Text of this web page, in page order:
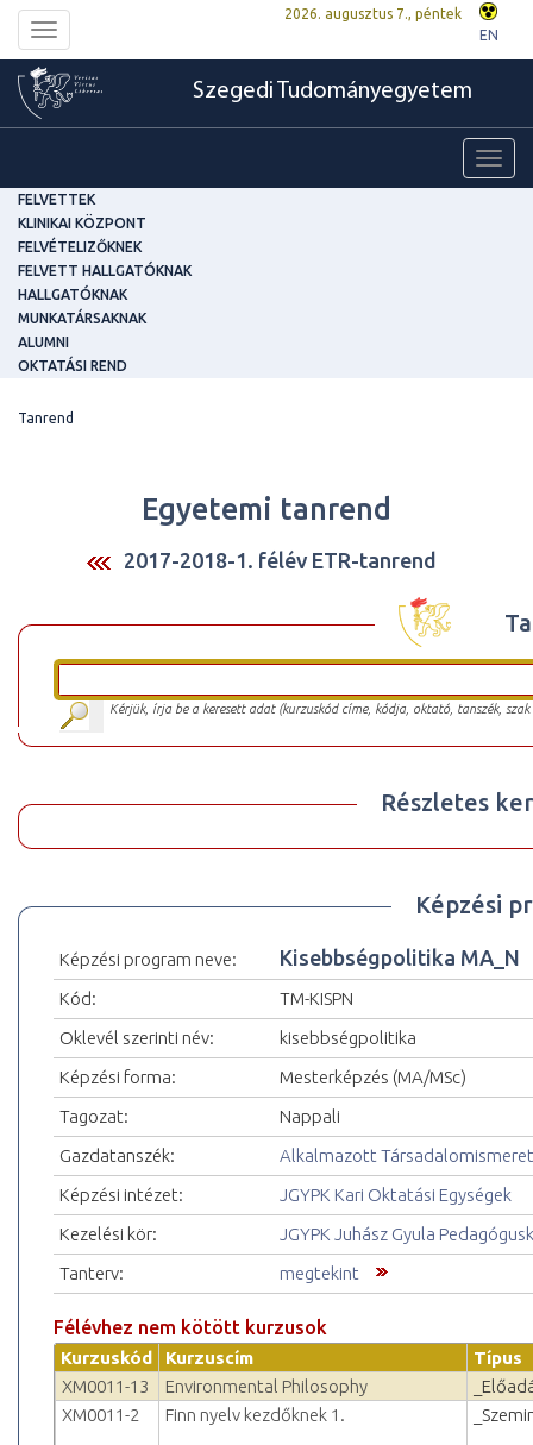
Toggle
navigation
2026. augusztus 7., péntek
EN
Szegedi Tudományegyetem
FELVETTEK
KLINIKAI KÖZPONT
FELVÉTELIZŐKNEK
FELVETT HALLGATÓKNAK
HALLGATÓKNAK
MUNKATÁRSAKNAK
ALUMNI
OKTATÁSI REND
Tanrend
Egyetemi tanrend
2017-2018-1. félév ETR-tanrend
Kérjük, írja be a keresett adat (kurzuskód címe, kódja, oktató, tanszék,
Részletes
Képzési
Képzési program neve: Kisebbségpolitika MA_N
Kód:
TM-KISPN
Oklevél szerinti név:
kisebbségpolitika
Képzési forma:
Mesterképzés (MA/MSc)
Tagozat:
Nappali
Gazdatanszék:
Alkalmazott
Képzési intézet:
JGYPK Kari Oktatási Egységek
Kezelési kör:
JGYPK Juhász Gyula
Tanterv:
megtekint
Félévhez nem kötött kurzusok
Kurzuskód Kurzuscím
Típus
XM0011-13
Environmental Philosophy
XM0011-2
Finn nyelv kezdőknek 1.